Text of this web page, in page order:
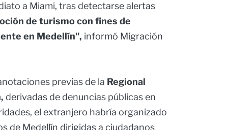
a Miami, tras detectarse alertas
de turismo con fines de
en Medellín", informó Migración
previas de la Regional
derivadas de denuncias públicas en
el extranjero habría organizado
de Medellín dirigidas a ciudadanos